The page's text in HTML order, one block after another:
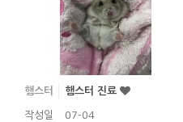
햄스터 햄스터 진료
작성일 07-04